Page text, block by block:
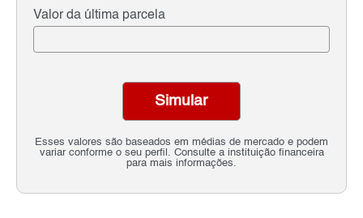
Valor da última parcela
Esses valores são baseados em médias de mercado e podem
variar conforme o seu perfil. Consulte a instituição financeira
para mais informações.
Simular